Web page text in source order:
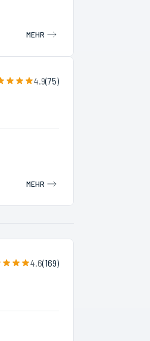
MEHR
4.9(75)
MEHR
4.6(169)